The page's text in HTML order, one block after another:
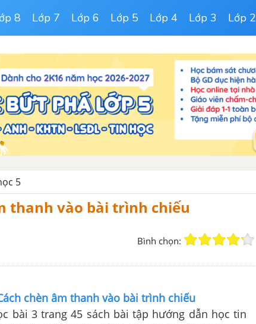
8 Lớp 7 Lớp 6 Lớp 5 Lớp 4 Lớp 3 Lớp 2
5
thanh vào bài trình chiếu
Bình chọn:
chèn âm thanh vào bài trình chiếu
bài 3 trang 45 sách bài tập hướng dẫn học tin